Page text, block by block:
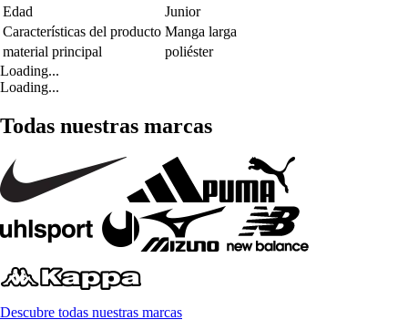
Edad
Junior
Características del producto Manga larga
material principal
poliéster
Loading...
Loading...
Todas nuestras marcas
Descubre todas nuestras marcas